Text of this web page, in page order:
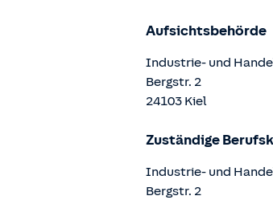
Aufsichtsbehörde
Industrie- und
Bergstr. 2
24103 Kiel
Zuständige
Industrie- und
Bergstr. 2